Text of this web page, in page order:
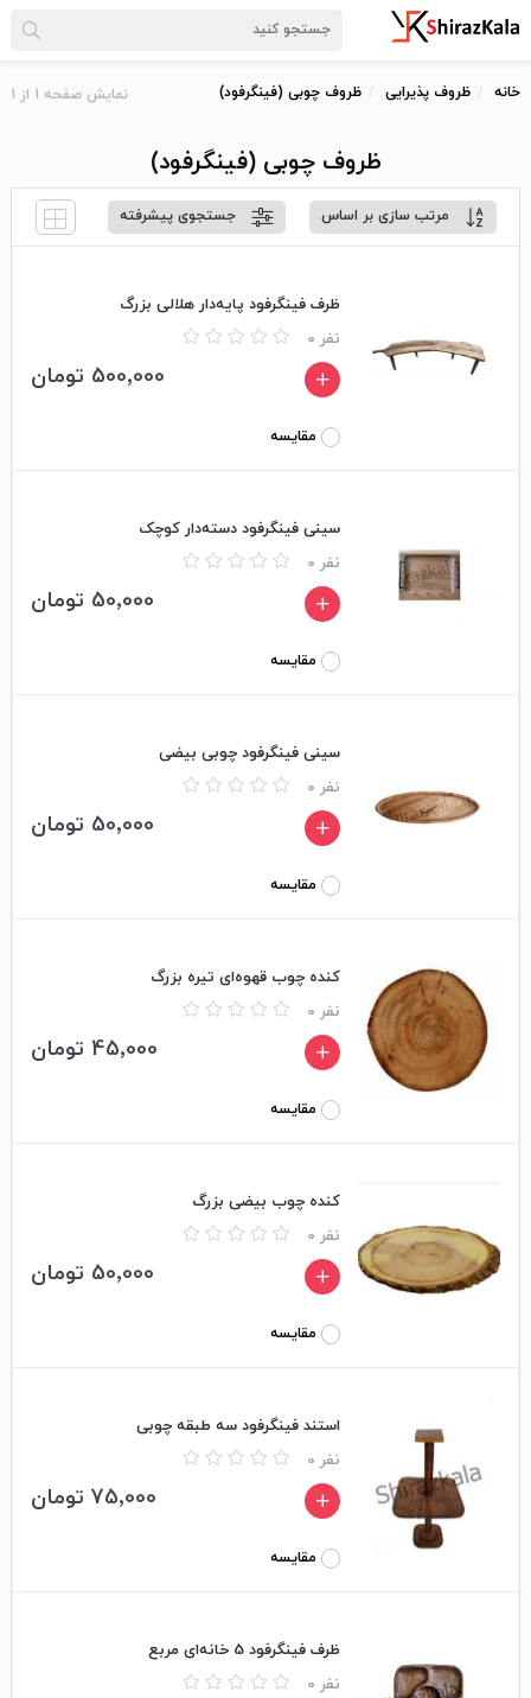
خانه ظروف پذیرایی ظروف چوبی (فینگرفود) نمایش صفحه 1 از 1
ظروف چوبی (فینگرفود)
مرتب سازی بر اساس جستجوی پیشرفته
ظرف فینگرفود پایه‌دار هلالی بزرگ
0 نفر
مقایسه
500٬000 تومان
سینی فینگرفود دسته‌دار کوچک
0 نفر
مقایسه
50٬000 تومان
سینی فینگرفود چوبی بیضی
0 نفر
مقایسه
50٬000 تومان
کنده چوب قهوه‌ای تیره بزرگ
0 نفر
مقایسه
45٬000 تومان
کنده چوب بیضی بزرگ
0 نفر
مقایسه
50٬000 تومان
استند فینگرفود سه طبقه چوبی
0 نفر
مقایسه
75٬000 تومان
ظرف فینگرفود 5 خانه‌ای مربع
0 نفر